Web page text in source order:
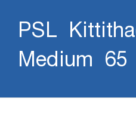
PSL
Medium